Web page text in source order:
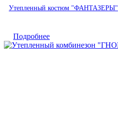
Утепленный костюм "ФАНТАЗЕРЫ"
Подробнее